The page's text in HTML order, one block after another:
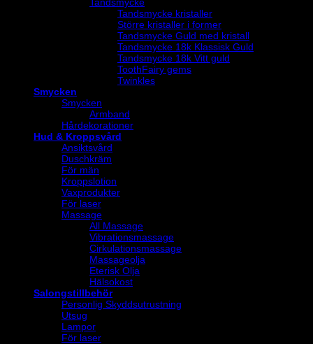
Tandsmycke kristaller
Större kristaller i former
Tandsmycke Guld med kristall
Tandsmycke 18k Klassisk Guld
Tandsmycke 18k Vitt guld
ToothFairy gems
Twinkles
Smycken
Smycken
Armband
Hårdekorationer
Hud & Kroppsvård
Ansiktsvård
Duschkräm
För män
Kroppslotion
Vaxprodukter
För laser
Massage
All Massage
Vibrationsmassage
Cirkulationsmassage
Massageolja
Eterisk Olja
Hälsokost
Salongstillbehör
Personlig Skyddsutrustning
Utsug
Lampor
För laser